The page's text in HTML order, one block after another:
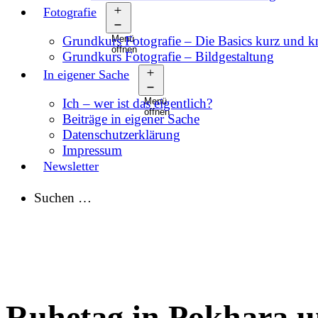
Fotografie
Menü
öffnen
Grundkurs Fotografie – Die Basics kurz und
Grundkurs Fotografie – Bildgestaltung
In eigener Sache
Menü
öffnen
Ich – wer ist das eigentlich?
Beiträge in eigener Sache
Datenschutzerklärung
Impressum
Newsletter
Suchen …